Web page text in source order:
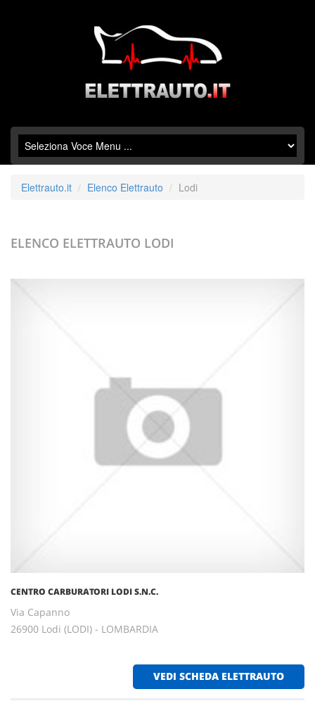
Elettrauto.it Elenco Elettrauto Lodi
ELENCO ELETTRAUTO LODI
CENTRO CARBURATORI LODI S.N.C.
Via Capanno
26900 Lodi (LODI) - LOMBARDIA
VEDI SCHEDA ELETTRAUTO